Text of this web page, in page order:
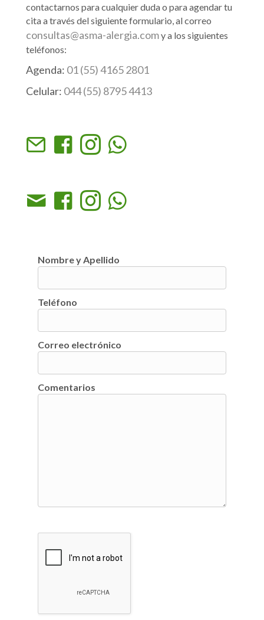
contactarnos para cualquier duda o para agendar tu
cita a través del siguiente formulario, al correo
consultas@asma-alergia.comy a los siguientes
teléfonos:
Agenda: 01 (55) 4165 2801
Celular: 044 (55) 8795 4413
Nombre y Apellido
Teléfono
Correo electrónico
Comentarios